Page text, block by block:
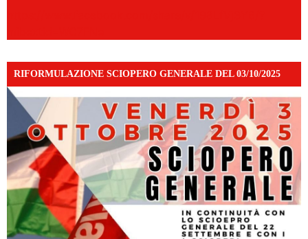
RIFORMULAZIONE SCIOPERO GENERALE DEL 03/10/2025